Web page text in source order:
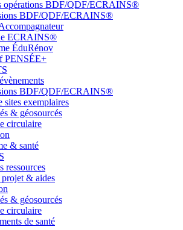
opérations BDF/QDF/ECRAINS®
BDF/QDF/ECRAINS®
ECRAINS®
ÉduRénov
PENSÉE+
BDF/QDF/ECRAINS®
sites exemplaires
& géosourcés
circulaire
& santé
ressources
& aides
& géosourcés
circulaire
de santé